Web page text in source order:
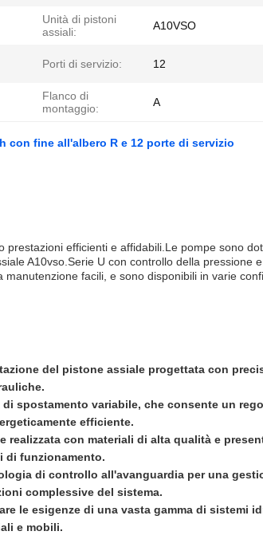
Unità di pistoni
assiali:
A10VSO
Porti di servizio: 12
Flanco di
montaggio:
A
con fine all'albero R e 12 porte di servizio
efficienti e affidabili.Le pompe sono
A10vso.Serie U con controllo della pressione
facili, e sono disponibili in varie
del pistone assiale progettata con
spostamento variabile, che consente un
efficiente.
realizzata con materiali di alta qualità e
di funzionamento.
di controllo all'avanguardia per una
complessive del sistema.
le esigenze di una vasta gamma di sistemi
e mobili.